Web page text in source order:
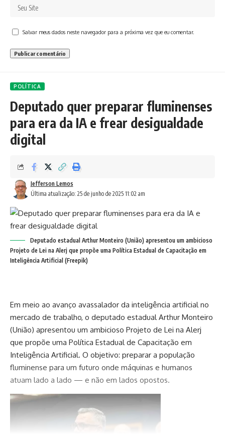
Salvar meus dados neste navegador para a próxima vez que eu comentar.
POLÍTICA
Deputado quer preparar fluminenses
para era da IA e frear desigualdade
digital
Última atualização: 25 de junho de 2025 11:02 am
Jefferson Lemos
Deputado estadual Arthur Monteiro (União) apresentou um ambicioso
Projeto de Lei na Alerj que propõe uma Política Estadual de Capacitação em
Inteligência Artificial (Freepik)
Em meio ao avanço avassalador da inteligência artificial no
mercado de trabalho, o deputado estadual Arthur Monteiro
(União) apresentou um ambicioso Projeto de Lei na Alerj
que propõe uma Política Estadual de Capacitação em
Inteligência Artificial. O objetivo: preparar a população
fluminense para um futuro onde máquinas e humanos
atuam lado a lado — e não em lados opostos.